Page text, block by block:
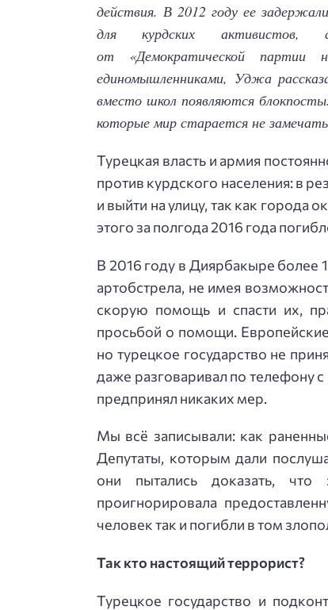
действия. В 2012 году ее
для курдских
от «Демократической партии
единомышленниками, Уджа
вместо школ появляются
которые мир старается не
Турецкая власть и армия
против курдского населения: в
и выйти на улицу, так как города
этого за полгода 2016 года
В 2016 году в Диярбакыре более
артобстрела, не имея
скорую помощь и спасти их,
просьбой о помощи.
но турецкое государство не
даже разговаривал по телефону
предпринял никаких мер.
Мы всё записывали: как
Депутаты, которым дали
они пытались доказать, что
проигнорировала
человек так и погибли в том
Так кто настоящий террорист?
Турецкое государство и